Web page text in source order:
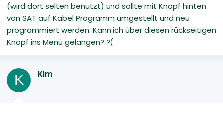
(wird dort selten benutzt) und sollte mit Knopf hinten
von SAT auf Kabel Programm umgestellt und neu
programmiert werden. Kann ich über diesen rückseitigen
Knopf ins Menü gelangen? ?(
K Kim